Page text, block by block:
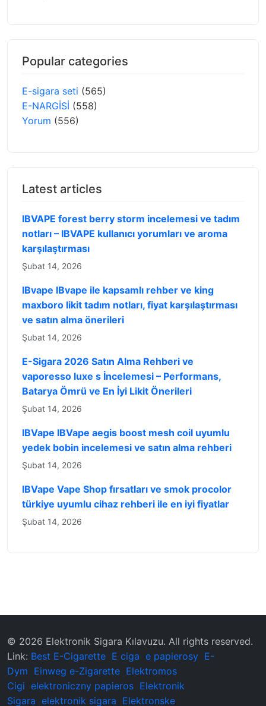
Popular categories
E-sigara seti (565)
E-NARGİSİ (558)
Yorum (556)
Latest articles
IBVAPE forest berry storm incelemesi ve tadım
notları – IBVAPE kullanıcı yorumları ve aroma
karşılaştırması
Şubat 14, 2026
IBvape IBvape ile kapsamlı rehber ve king
maxboro likit tadım notları, fiyat karşılaştırması
ve satın alma önerileri
Şubat 14, 2026
E-Sigara 2026 Satın Alma Rehberi ve
vaporesso luxe s İncelemesi – Performans,
Batarya Ömrü ve En İyi Likit Önerileri
Şubat 14, 2026
IBVape IBVape aegis boost mesh coil uyumlu
yedek bobin incelemesi ve satın alma rehberi
Şubat 14, 2026
IBVape Vape Shop fırsatları ve smok procolor
türkiye uyumlu cihaz rehberi ile en iyi fiyatlar
Şubat 14, 2026
© 2026 ‌Elektronik Sigara Kılavuzu‌. All rights reserved.
Link: Best E-Cigarette E ciga e papierosy E-
Dym Einweg e-Zigarette Elektromos
Cigi elektroniczny papieros Elektronik
Sigara elektronik sigara Elektronske